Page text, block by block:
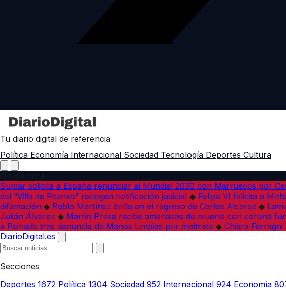
Tu diario digital de referencia
Política Economía Internacional Sociedad Tecnología Deportes Cultura
Sumar solicita a España renunciar al Mundial 2030 con Marruecos por
del “Villa de Pitanxo” recogen notificación judicial ◆ Felipe VI felicita a
difamación ◆ Pablo Martínez brilla en el regreso de Carlos Alcaraz ◆
Julián Álvarez ◆ Martín Presa recibe amenazas de muerte con corona
a Peinado tras denuncia de Manos Limpias por maltrato ◆ Chiara
DiarioDigital.es
Secciones
Deportes 1672 Política 1304 Sociedad 952 Internacional 924 Economía